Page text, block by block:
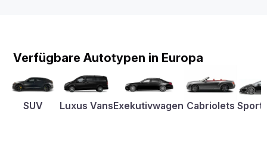
Verfügbare Autotypen in Europa
SUV Luxus VansExekutivwagen Cabriolets